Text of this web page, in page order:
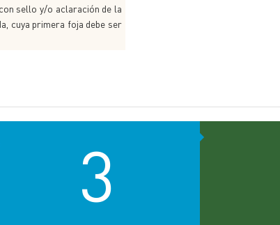
sello y/o aclaración de la
cuya primera foja debe ser
3